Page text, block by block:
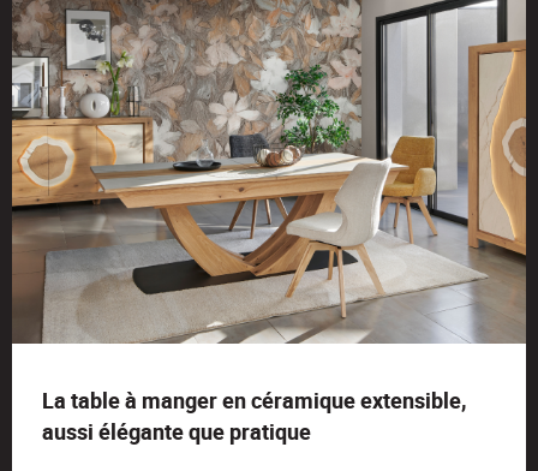
La table à manger en céramique extensible,
aussi élégante que pratique